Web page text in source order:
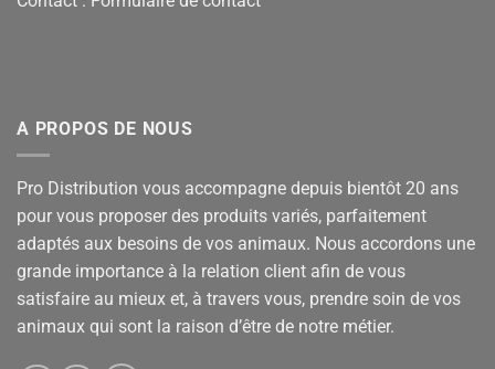
A PROPOS DE NOUS
Pro Distribution vous accompagne depuis bientôt 20 ans
pour vous proposer des produits variés, parfaitement
adaptés aux besoins de vos animaux. Nous accordons une
grande importance à la relation client afin de vous
satisfaire au mieux et, à travers vous, prendre soin de vos
animaux qui sont la raison d’être de notre métier.